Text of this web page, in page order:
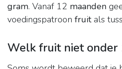
gram. Vanaf 12 maanden
voedingspatroon fruitals
Welk fruit niet onder